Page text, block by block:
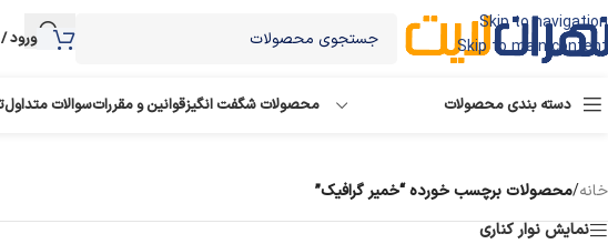
Skip to navigation
Skip to main content
ورود
دسته بندی محصولات محصولات شگفت انگیزقوانین و مقرراتسوالات متداول
خانه/محصولات برچسب خورده “خمیر گرافیک”
نمایش نوار کناری